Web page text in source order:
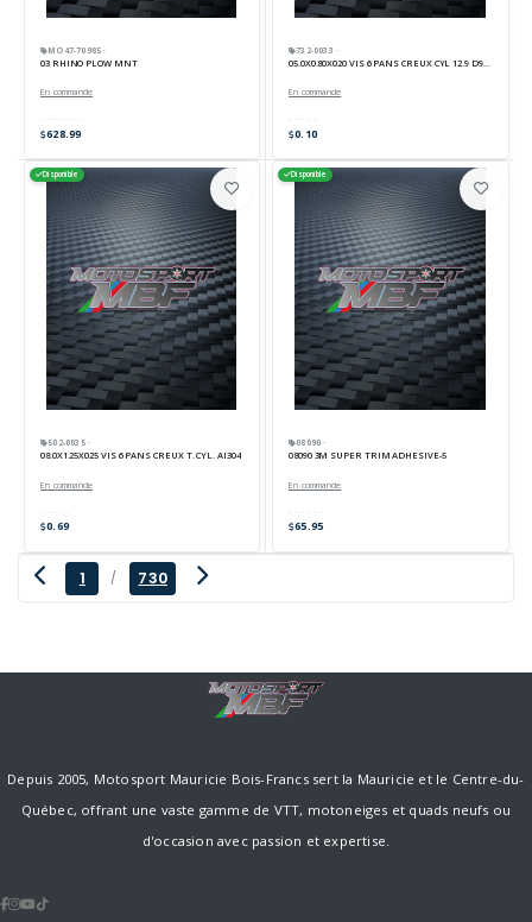
MO47-70985 ·
03 RHINO PLOW MNT
En commande
628.99
732-0033 ·
05.0X0.80X020 VIS 6 PANS CREUX CYL 12.9 D912
En commande
0.10
Disponible
502-0035 ·
08.0X1.25X025 VIS 6 PANS CREUX T. CYL. AI304
En commande
0.69
Disponible
08090 ·
08090 3M SUPER TRIM ADHESIVE-5
En commande
65.95
1 / 730
Depuis 2005, Motosport Mauricie Bois-Francs sert la Mauricie et le Centre-du-
Québec, offrant une vaste gamme de VTT, motoneiges et quads neufs ou
d'occasion avec passion et expertise.